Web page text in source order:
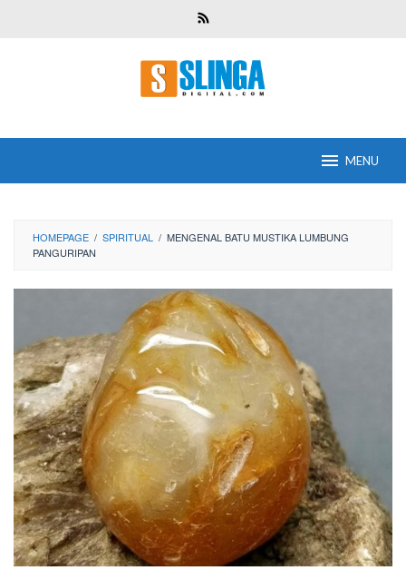
MENU
HOMEPAGE / SPIRITUAL / MENGENAL BATU MUSTIKA LUMBUNG
PANGURIPAN